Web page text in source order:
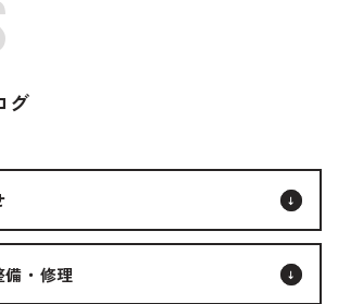
のご依頼
頼/その他
間 10:00 - 18:30（月曜定休）
058-247-7733
058-247-8001
グ
備・修理